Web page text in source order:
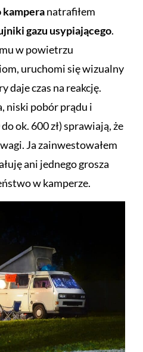
kamperanatrafiłem
gazu usypiającego.
w powietrzu
uruchomi się wizualny
daje czas na reakcję.
niski pobór prądu i
ok. 600 zł) sprawiają, że
Ja zainwestowałem
ani jednego grosza
w kamperze.